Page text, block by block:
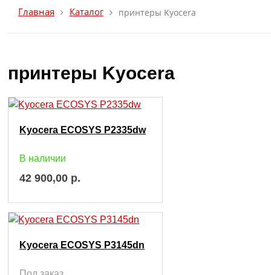
Главная Каталог принтеры Kyocera
принтеры Kyocera
Kyocera ECOSYS P2335dw
В наличии
42 900,00 р.
Kyocera ECOSYS P3145dn